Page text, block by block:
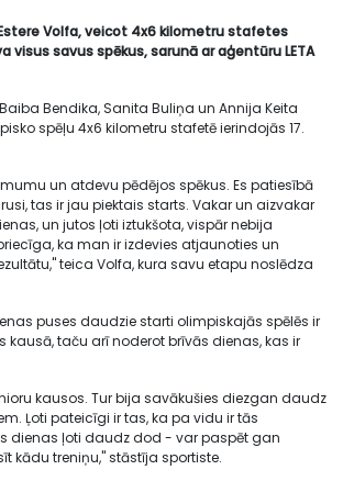
Volfa, veicot 4x6 kilometru stafetes
visus savus spēkus, sarunā ar aģentūru LETA
Bendika, Sanita Buliņa un Annija Keita
spēļu 4x6 kilometru stafetē ierindojās 17.
un atdevu pēdējos spēkus. Es patiesībā
tas ir jau piektais starts. Vakar un aizvakar
un jutos ļoti iztukšota, vispār nebija
ka man ir izdevies atjaunoties un
teica Volfa, kura savu etapu noslēdza
puses daudzie starti olimpiskajās spēlēs ir
kausā, taču arī noderot brīvās dienas, kas ir
kausos. Tur bija savākušies diezgan daudz
Ļoti pateicīgi ir tas, ka pa vidu ir tās
dienas ļoti daudz dod - var paspēt gan
kādu treniņu," stāstīja sportiste.